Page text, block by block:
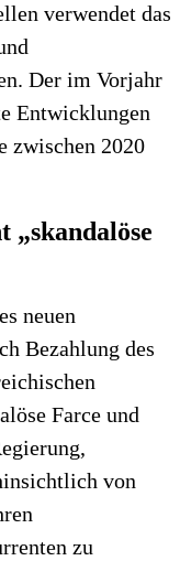
verwendet das
Der im Vorjahr
Entwicklungen
zwischen 2020
„skandalöse
neuen
Bezahlung des
Farce und
von
zu